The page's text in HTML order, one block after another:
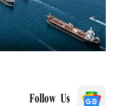
Follow Us